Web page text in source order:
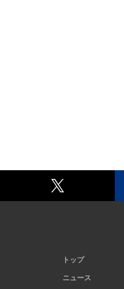
トップ
ニュース